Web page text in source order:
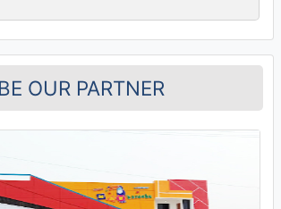
BE OUR PARTNER